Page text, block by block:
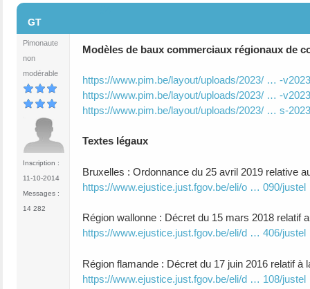
GT
Pimonaute
non
modérable
Inscription :
11-10-2014
Messages :
14 282
Modèles de baux commerciaux régionaux de
https://www.pim.be/layout/uploads/2023/ … -
https://www.pim.be/layout/uploads/2023/ … -
https://www.pim.be/layout/uploads/2023/ … s-
Textes légaux
Bruxelles : Ordonnance du 25 avril 2019 relative
https://www.ejustice.just.fgov.be/eli/o … 090/justel
Région wallonne : Décret du 15 mars 2018 relatif
https://www.ejustice.just.fgov.be/eli/d … 406/justel
Région flamande : Décret du 17 juin 2016 relatif
https://www.ejustice.just.fgov.be/eli/d … 108/justel